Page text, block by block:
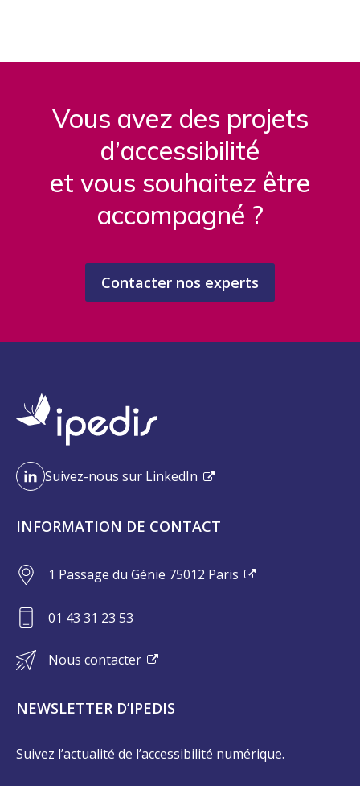
Vous avez des projets
d’accessibilité
et vous souhaitez être
accompagné ?
Contacter nos experts
Suivez-nous sur LinkedIn
INFORMATION DE CONTACT
1 Passage du Génie 75012 Paris
01 43 31 23 53
Nous contacter
NEWSLETTER D’IPEDIS
Suivez l’actualité de l’accessibilité numérique.